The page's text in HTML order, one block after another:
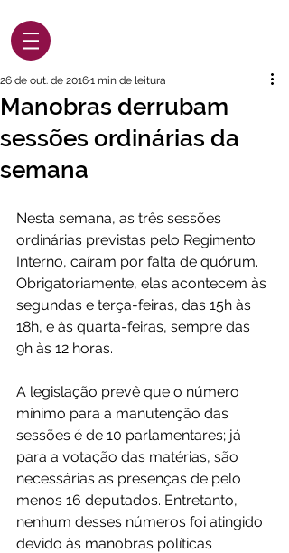
Manobras derrubam
sessões ordinárias da
semana
26 de out. de 20161 min de leitura
Nesta semana, as três sessões
ordinárias previstas pelo Regimento
Interno, caíram por falta de quórum.
Obrigatoriamente, elas acontecem às
segundas e terça-feiras, das 15h às
18h, e às quarta-feiras, sempre das
9h às 12 horas.
A legislação prevê que o número
mínimo para a manutenção das
sessões é de 10 parlamentares; já
para a votação das matérias, são
necessárias as presenças de pelo
menos 16 deputados. Entretanto,
nenhum desses números foi atingido
devido às manobras políticas